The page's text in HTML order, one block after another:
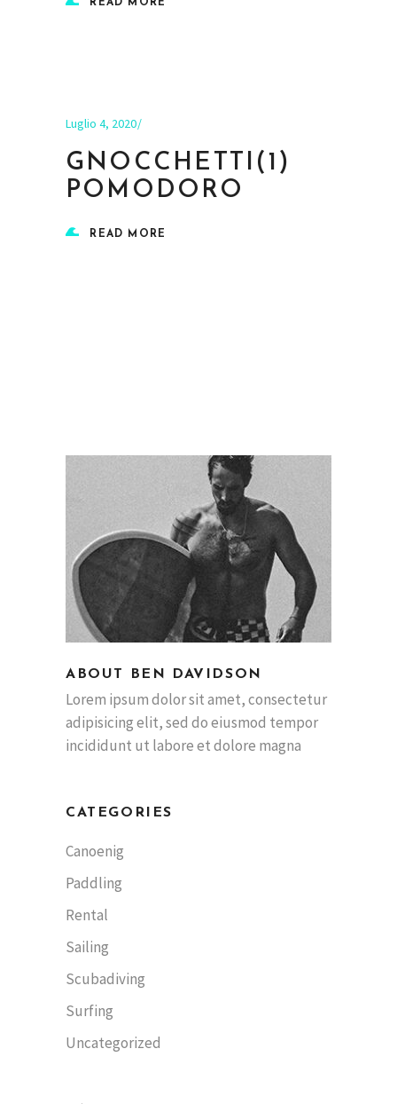
READ MORE
Luglio 4, 2020
GNOCCHETTI(1)
POMODORO
READ MORE
ABOUT BEN DAVIDSON
Lorem ipsum dolor sit amet, consectetur
adipisicing elit, sed do eiusmod tempor
incididunt ut labore et dolore magna
CATEGORIES
Canoenig
Paddling
Rental
Sailing
Scubadiving
Surfing
Uncategorized